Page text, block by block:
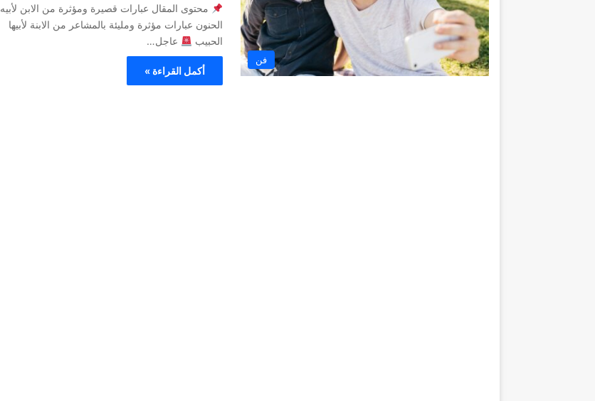
فن
محتوى المقال عبارات قصيرة ومؤثرة من الابن لأبيه
الحنون عبارات مؤثرة ومليئة بالمشاعر من الابنة لأبيها
الحبيب
عاجل…
أكمل القراءة »